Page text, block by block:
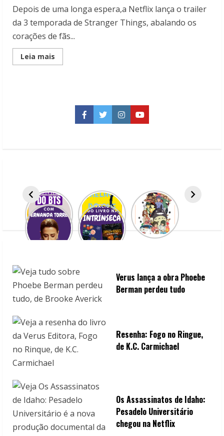
Depois de uma longa espera,a Netflix lança o trailer
da 3 temporada de Stranger Things, abalando os
corações de fãs...
Leia mais
more
novos
monstros
trailer
Facebook
TwitterInstagramYouTube
Verus lança a obra Phoebe
Berman perdeu tudo
Resenha: Fogo no Ringue,
de K.C. Carmichael
Os Assassinatos de Idaho:
Pesadelo Universitário
chegou na Netflix